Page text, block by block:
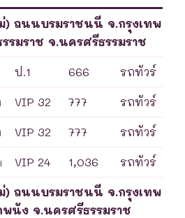
) ถนนบรมราชนนี จ.กรุงเทพ
มราช จ.นครศรีธรรมราช
ป.1 666 รถทัวร์
VIP 32 777 รถทัวร์
VIP 32 777 รถทัวร์
VIP 24 1,036 รถทัวร์
) ถนนบรมราชนนี จ.กรุงเทพ
นัง จ.นครศรีธรรมราช